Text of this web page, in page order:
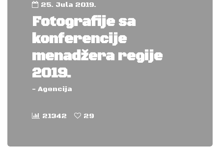
25. Jula 2019.
Fotografije sa
konferencije
menadžera regije
2019.
- Agencija
21342 29